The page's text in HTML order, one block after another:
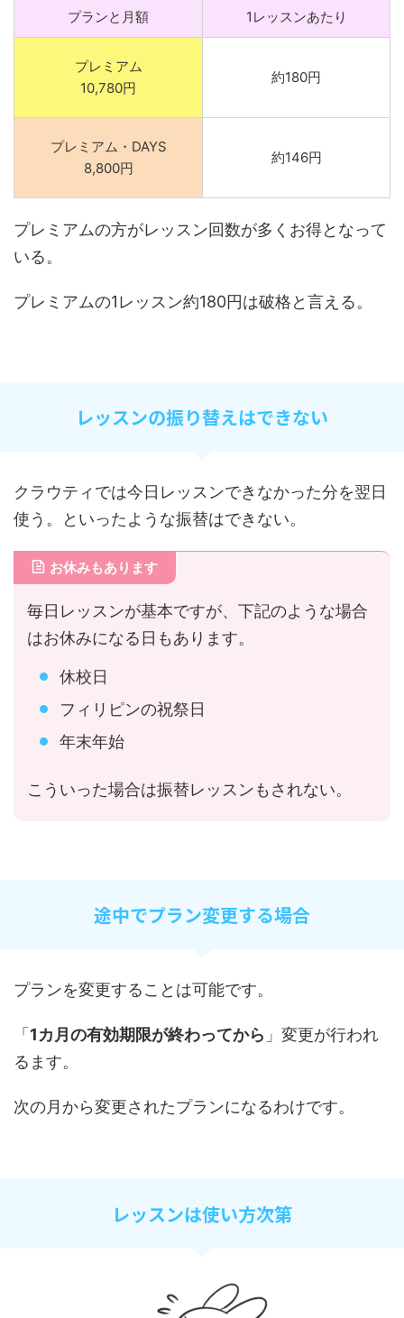
プランと月額 1レッスンあたり
プレミアム
10,780円
約180円
プレミアム・DAYS
8,800円
約146円
プレミアムの方がレッスン回数が多くお得となって
いる。
プレミアムの1レッスン約180円は破格と言える。
レッスンの振り替えはできない
クラウティでは今日レッスンできなかった分を翌日
使う。といったような振替はできない。
お休みもあります
毎日レッスンが基本ですが、下記のような場合
はお休みになる日もあります。
休校日
フィリピンの祝祭日
年末年始
こういった場合は振替レッスンもされない。
途中でプラン変更する場合
プランを変更することは可能です。
「1カ月の有効期限が終わってから 」変更が行われ
るます。
次の月から変更されたプランになるわけです。
レッスンは使い方次第